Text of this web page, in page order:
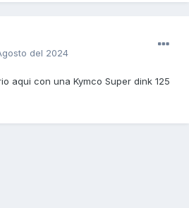
del 2024
aqui con una Kymco Super dink 125